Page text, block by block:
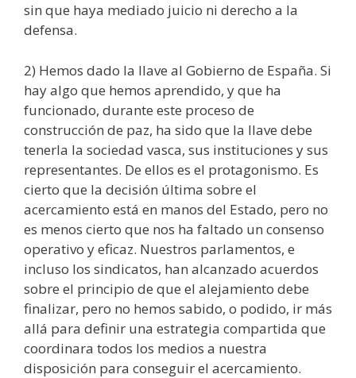
sin que haya mediado juicio ni derecho a la
defensa.
2) Hemos dado la llave al Gobierno de España. Si
hay algo que hemos aprendido, y que ha
funcionado, durante este proceso de
construcción de paz, ha sido que la llave debe
tenerla la sociedad vasca, sus instituciones y sus
representantes. De ellos es el protagonismo. Es
cierto que la decisión última sobre el
acercamiento está en manos del Estado, pero no
es menos cierto que nos ha faltado un consenso
operativo y eficaz. Nuestros parlamentos, e
incluso los sindicatos, han alcanzado acuerdos
sobre el principio de que el alejamiento debe
finalizar, pero no hemos sabido, o podido, ir más
allá para definir una estrategia compartida que
coordinara todos los medios a nuestra
disposición para conseguir el acercamiento.